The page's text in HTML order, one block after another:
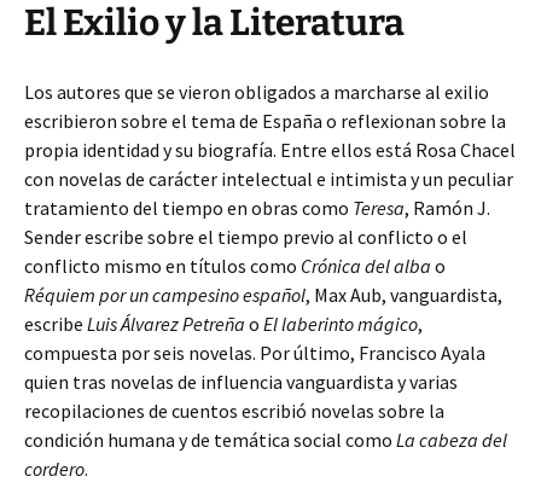
El Exilio y la Literatura
Los autores que se vieron obligados a marcharse al exilio
escribieron sobre el tema de España o reflexionan sobre la
propia identidad y su biografía. Entre ellos está Rosa Chacel
con novelas de carácter intelectual e intimista y un peculiar
tratamiento del tiempo en obras como Teresa, Ramón J.
Sender escribe sobre el tiempo previo al conflicto o el
conflicto mismo en títulos como Crónica del alba o
Réquiem por un campesino español, Max Aub, vanguardista,
escribe Luis Álvarez Petreña o El laberinto mágico,
compuesta por seis novelas. Por último, Francisco Ayala
quien tras novelas de influencia vanguardista y varias
recopilaciones de cuentos escribió novelas sobre la
condición humana y de temática social como La cabeza del
cordero.